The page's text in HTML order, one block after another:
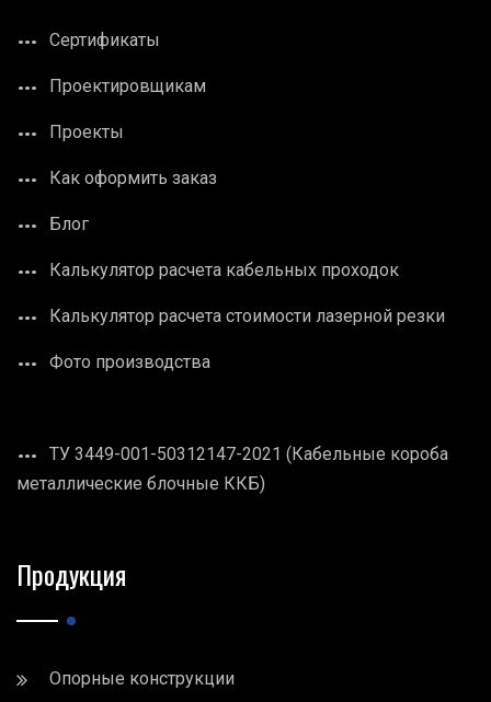
Сертификаты
Проектировщикам
Проекты
Как оформить заказ
Блог
Калькулятор расчета кабельных проходок
Калькулятор расчета стоимости лазерной резки
Фото производства
ТУ 3449-001-50312147-2021 (Кабельные короба
металлические блочные ККБ)
Продукция
Опорные конструкции